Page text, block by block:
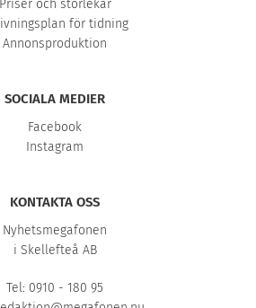
Priser och storlekar
för tidning
Annonsproduktion
SOCIALA MEDIER
Facebook
Instagram
KONTAKTA OSS
Nyhetsmegafonen
i Skellefteå AB
Tel: 0910 - 180 95